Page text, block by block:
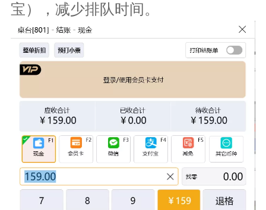
宝），减少排队时间。